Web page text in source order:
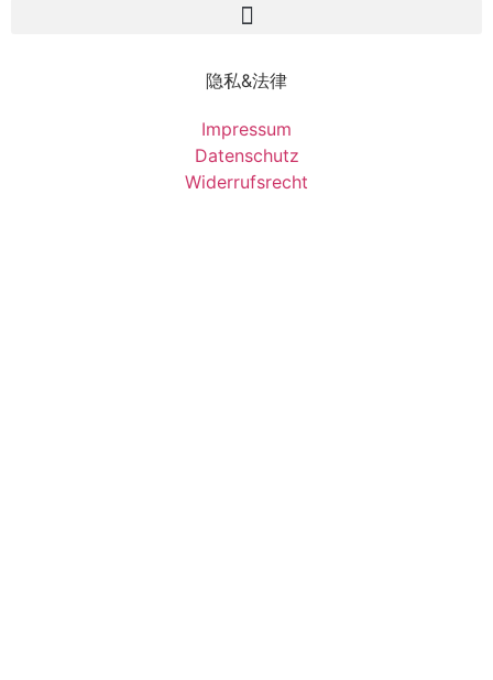
隐私&法律
Impressum
Datenschutz
Widerrufsrecht